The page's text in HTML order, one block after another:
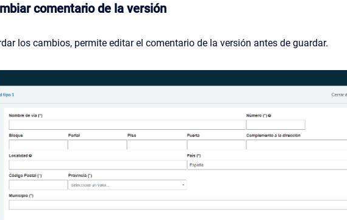
comentario de la versión
los cambios, permite editar el comentario de la versión antes de guardar.